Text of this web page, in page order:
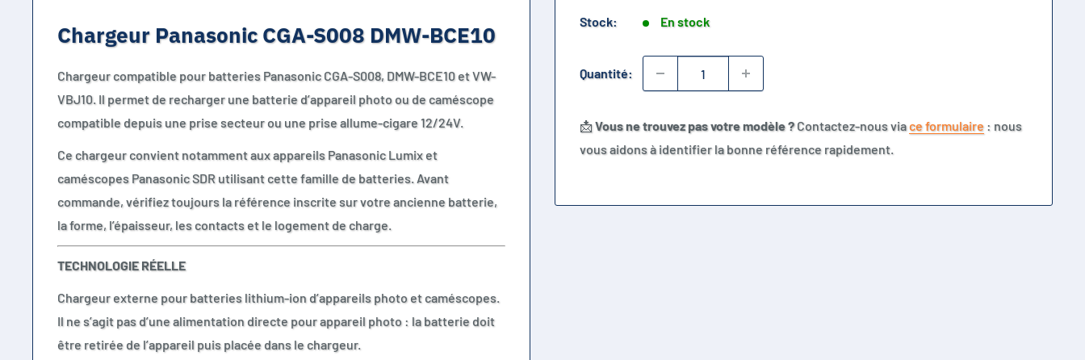
Stock: En stock
Quantité:
📩Vous ne trouvez pas votre modèle ?Contactez-nous viace formulaire : nous
vous aidons à identifier la bonne référence rapidement.
Chargeur Panasonic CGA-S008 DMW-BCE10
Chargeur compatible pour batteries Panasonic CGA-S008, DMW-BCE10 et VW-
VBJ10. Il permet de recharger une batterie d’appareil photo ou de caméscope
compatible depuis une prise secteur ou une prise allume-cigare 12/24V.
Ce chargeur convient notamment aux appareils Panasonic Lumix et
caméscopes Panasonic SDR utilisant cette famille de batteries. Avant
commande, vérifiez toujours la référence inscrite sur votre ancienne batterie,
la forme, l’épaisseur, les contacts et le logement de charge.
TECHNOLOGIE RÉELLE
Chargeur externe pour batteries lithium-ion d’appareils photo et caméscopes.
Il ne s’agit pas d’une alimentation directe pour appareil photo : la batterie doit
être retirée de l’appareil puis placée dans le chargeur.